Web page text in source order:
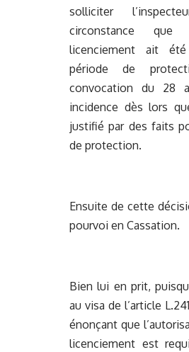
solliciter
circonstance
licenciement ait
période de
convocation du 28
incidence dès lors
justifié par des faits
de protection.
Ensuite de cette
pourvoi en Cassation.
Bien lui en prit,
au visa de l’article
énonçant que
licenciement est